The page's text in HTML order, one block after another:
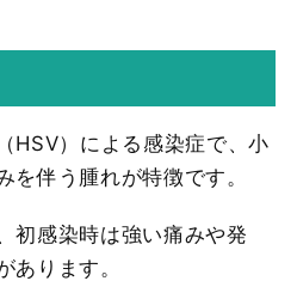
HSV）による感染症で、小
を伴う腫れが特徴です。
初感染時は強い痛みや発
あります。